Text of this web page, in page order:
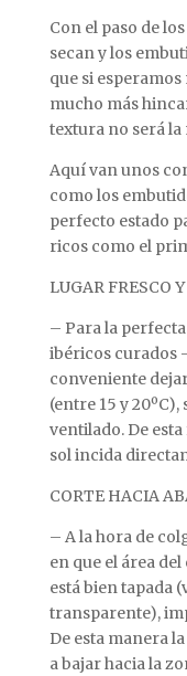
Con el paso de
secan y los
que si
mucho más
textura no será la
Aquí van unos
como los
perfecto estado
ricos como el
LUGAR FRESCO
– Para la
ibéricos curados
conveniente
(entre 15 y
ventilado. De
sol incida
CORTE HACIA
– A la hora de
en que el área
está bien tapada
transparente),
De esta manera
a bajar hacia la